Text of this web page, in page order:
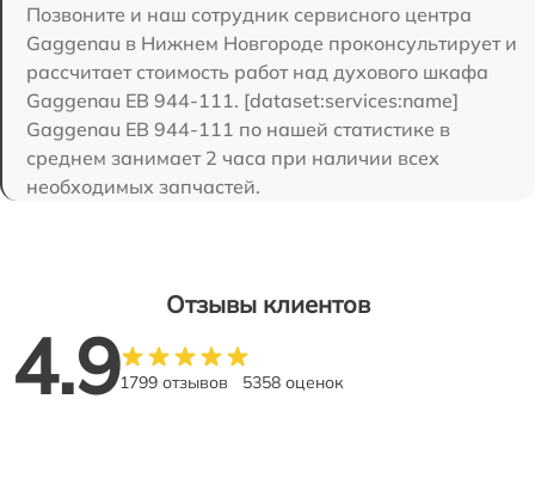
Позвоните и наш сотрудник сервисного центра
Gaggenau в Нижнем Новгороде проконсультирует и
рассчитает стоимость работ над духового шкафа
Gaggenau EB 944-111. [dataset:services:name]
Gaggenau EB 944-111 по нашей статистике в
среднем занимает 2 часа при наличии всех
необходимых запчастей.
Отзывы клиентов
4.91799 отзывов 5358 оценок